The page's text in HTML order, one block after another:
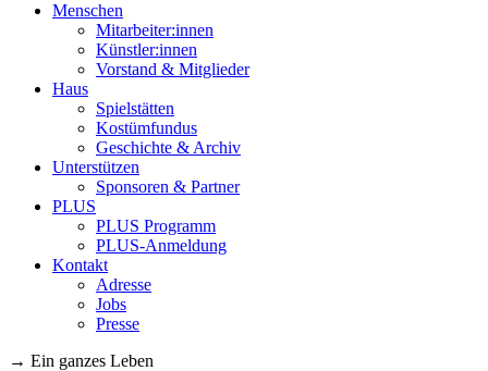
Menschen
Mitarbeiter:innen
Künstler:innen
Vorstand & Mitglieder
Haus
Spielstätten
Kostümfundus
Geschichte & Archiv
Unterstützen
Sponsoren & Partner
PLUS
PLUS Programm
PLUS-Anmeldung
Kontakt
Adresse
Jobs
Presse
→ Ein ganzes Leben